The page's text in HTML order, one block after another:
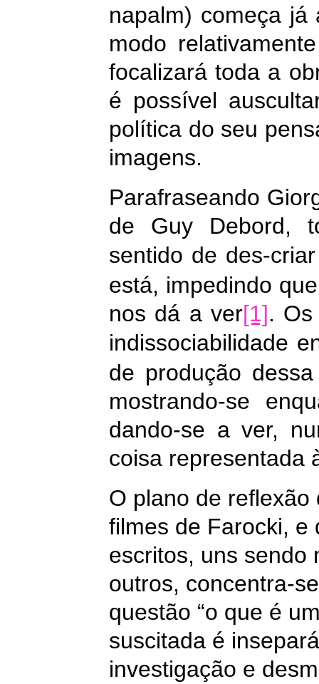
napalm) começa
modo
focalizará toda a
é possível
política do seu
imagens.
Parafraseando
de Guy Debord,
sentido de des-
está, impedindo
nos dá a ver[1].
indissociabilidade
de produção
mostrando-se
dando-se a ver,
coisa representada
O plano de
filmes de Farocki, e
escritos, uns sendo
outros, concentra-
questão “o que é
suscitada é
investigação e